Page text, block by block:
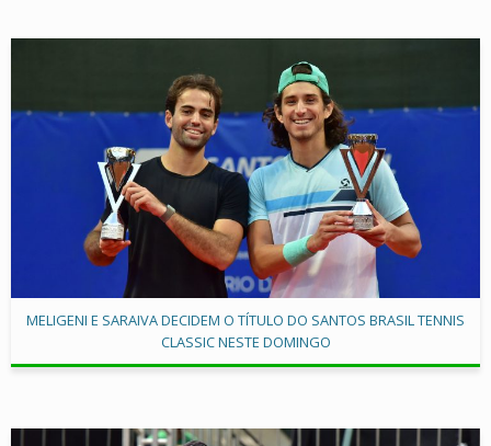
MELIGENI E SARAIVA DECIDEM O TÍTULO DO SANTOS BRASIL TENNIS
CLASSIC NESTE DOMINGO